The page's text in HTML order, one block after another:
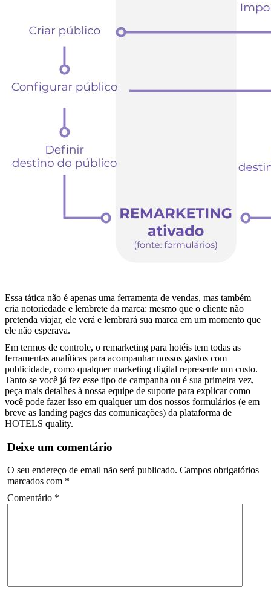
Essa tática não é apenas uma ferramenta de vendas, mas também
cria notoriedade e lembrete da marca: mesmo que o cliente não
pretenda viajar, ele verá e lembrará sua marca em um momento que
ele não esperava.
Em termos de controle, o remarketing para hotéis tem todas as
ferramentas analíticas para acompanhar nossos gastos com
publicidade, como qualquer marketing digital represente um custo.
Tanto se você já fez esse tipo de campanha ou é sua primeira vez,
peça mais detalhes à nossa equipe de suporte para explicar como
você pode fazer isso em qualquer um dos nossos formulários (e em
breve as landing pages das comunicações) da plataforma de
HOTELS quality.
Deixe um comentário
O seu endereço de email não será publicado. Campos obrigatórios
marcados com *
Comentário *